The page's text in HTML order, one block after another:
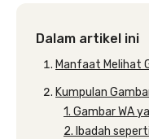
Dalam artikel ini
Manfaat Melihat
Kumpulan
1. Gambar WA
2. Ibadah